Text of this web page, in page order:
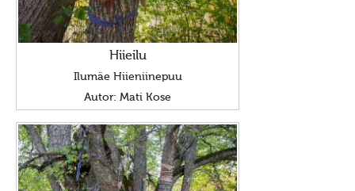
Hiis nr 2 (II pool)
Hiis nr 1
Hiitest
Hiite ylevaatus
Hiieilu
Ilumäe Hiieniinepuu
Autor: Mati Kose